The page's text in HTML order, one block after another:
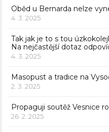
Oběd u Bernarda nelze
4. 3. 2025
Tak jak je to s tou
Na nejčastější dotaz
4. 3. 2025
Masopust a tradice na
2. 3. 2025
Propaguji soutěž Vesnice
26. 2. 2025